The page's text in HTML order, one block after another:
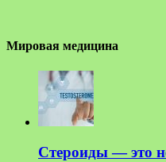
Мировая медицина
Стероиды — это